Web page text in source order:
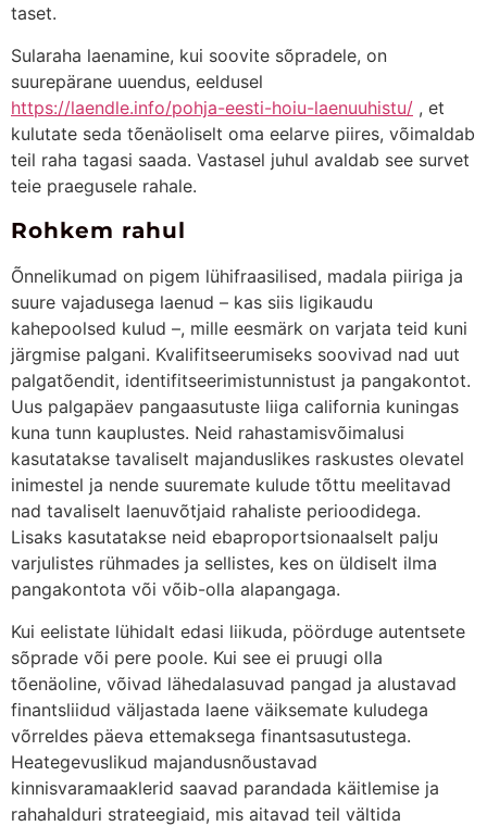
taset.
Sularaha laenamine, kui soovite sõpradele, on
suurepärane uuendus, eeldusel
https://laendle.info/pohja-eesti-hoiu-laenuuhistu/ , et
kulutate seda tõenäoliselt oma eelarve piires, võimaldab
teil raha tagasi saada. Vastasel juhul avaldab see survet
teie praegusele rahale.
Rohkem rahul
Õnnelikumad on pigem lühifraasilised, madala piiriga ja
suure vajadusega laenud – kas siis ligikaudu
kahepoolsed kulud –, mille eesmärk on varjata teid kuni
järgmise palgani. Kvalifitseerumiseks soovivad nad uut
palgatõendit, identifitseerimistunnistust ja pangakontot.
Uus palgapäev pangaasutuste liiga california kuningas
kuna tunn kauplustes. Neid rahastamisvõimalusi
kasutatakse tavaliselt majanduslikes raskustes olevatel
inimestel ja nende suuremate kulude tõttu meelitavad
nad tavaliselt laenuvõtjaid rahaliste perioodidega.
Lisaks kasutatakse neid ebaproportsionaalselt palju
varjulistes rühmades ja sellistes, kes on üldiselt ilma
pangakontota või võib-olla alapangaga.
Kui eelistate lühidalt edasi liikuda, pöörduge autentsete
sõprade või pere poole. Kui see ei pruugi olla
tõenäoline, võivad lähedalasuvad pangad ja alustavad
finantsliidud väljastada laene väiksemate kuludega
võrreldes päeva ettemaksega finantsasutustega.
Heategevuslikud majandusnõustavad
kinnisvaramaaklerid saavad parandada käitlemise ja
rahahalduri strateegiaid, mis aitavad teil vältida